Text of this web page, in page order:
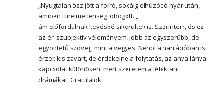
„Nyugtalan ősz jött a forró, sokáig elhúzódó nyár után,
amiben türelmetlenség lobogott. „
ám előfordulnak kevésbé sikerültek is. Szerintem, és ez
az én szubjektív véleményem, jobb az egyszerűbb, de
egyöntetű szöveg, mint a vegyes. Néhol a narrációban is
érzek kis zavart, de érdekelne a folytatás, az anya lánya
kapcsolat különösen, mert szeretem a lélektani
drámákat. Gratulálok.